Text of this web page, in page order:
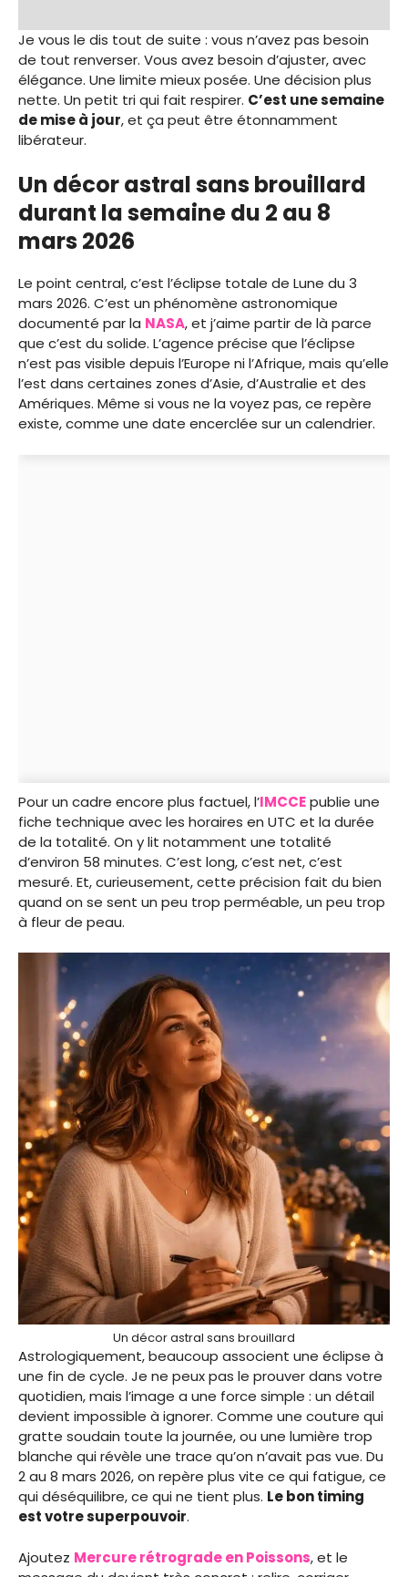
Je vous le dis tout de suite : vous n’avez pas besoin
de tout renverser. Vous avez besoin d’ajuster, avec
élégance. Une limite mieux posée. Une décision plus
nette. Un petit tri qui fait respirer. C’est une semaine
de mise à jour, et ça peut être étonnamment
libérateur.
Un décor astral sans brouillard
durant la semaine du 2 au 8
mars 2026
Le point central, c’est l’éclipse totale de Lune du 3
mars 2026. C’est un phénomène astronomique
documenté par la NASA, et j’aime partir de là parce
que c’est du solide. L’agence précise que l’éclipse
n’est pas visible depuis l’Europe ni l’Afrique, mais qu’elle
l’est dans certaines zones d’Asie, d’Australie et des
Amériques. Même si vous ne la voyez pas, ce repère
existe, comme une date encerclée sur un calendrier.
Pour un cadre encore plus factuel, l’IMCCEpublie une
fiche technique avec les horaires en UTC et la durée
de la totalité. On y lit notamment une totalité
d’environ 58 minutes. C’est long, c’est net, c’est
mesuré. Et, curieusement, cette précision fait du bien
quand on se sent un peu trop perméable, un peu trop
à fleur de peau.
Un décor astral sans brouillard
Astrologiquement, beaucoup associent une éclipse à
une fin de cycle. Je ne peux pas le prouver dans votre
quotidien, mais l’image a une force simple : un détail
devient impossible à ignorer. Comme une couture qui
gratte soudain toute la journée, ou une lumière trop
blanche qui révèle une trace qu’on n’avait pas vue. Du
2 au 8 mars 2026, on repère plus vite ce qui fatigue, ce
qui déséquilibre, ce qui ne tient plus. Le bon timing
est votre superpouvoir.
Ajoutez Mercure rétrograde en Poissons, et le